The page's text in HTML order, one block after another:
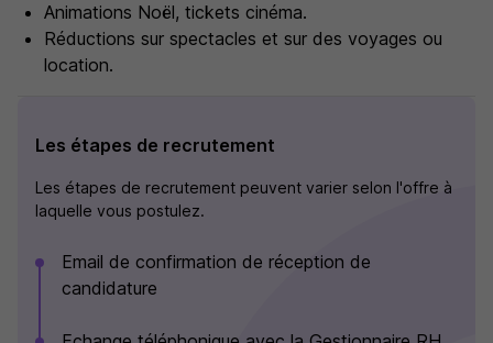
Animations Noël, tickets cinéma.
Réductions sur spectacles et sur des voyages ou
location.
Les étapes de recrutement
Les étapes de recrutement peuvent varier selon l'offre à
laquelle vous postulez.
Email de confirmation de réception de
candidature